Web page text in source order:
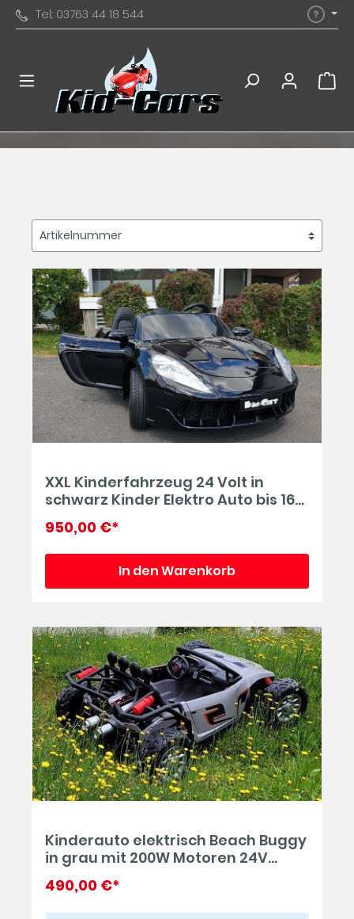
Tel.: 03763 44 18 544
XXL Kinderfahrzeug 24 Volt in
schwarz Kinder Elektro Auto bis 16
km/h Doppelsitzer Porsche Style
950,00 €*
In den Warenkorb
Kinderauto elektrisch Beach Buggy
in grau mit 200W Motoren 24V
Elektroauto Doppelsitzer bis 10
km/h
490,00 €*